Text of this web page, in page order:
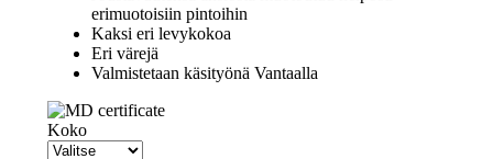
erimuotoisiin pintoihin
Kaksi eri levykokoa
Eri värejä
Valmistetaan käsityönä Vantaalla
Koko